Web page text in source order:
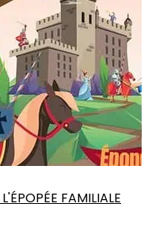
FAMILIALE